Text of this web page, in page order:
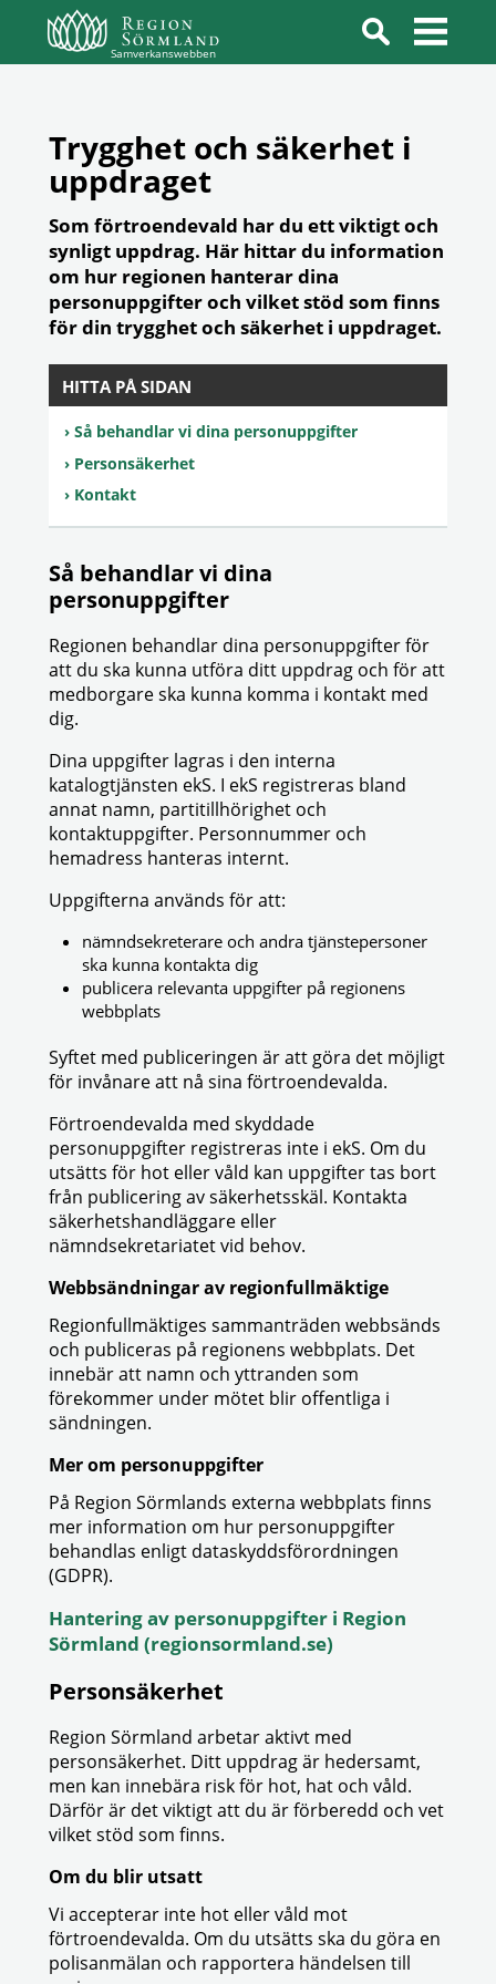
Samverkanswebben
Trygghet och säkerhet i
uppdraget
Som förtroendevald har du ett viktigt och
synligt uppdrag. Här hittar du information
om hur regionen hanterar dina
personuppgifter och vilket stöd som finns
för din trygghet och säkerhet i uppdraget.
HITTA PÅ SIDAN
Så behandlar vi dina personuppgifter
Personsäkerhet
Kontakt
Så behandlar vi dina
personuppgifter
Regionen behandlar dina personuppgifter för
att du ska kunna utföra ditt uppdrag och för att
medborgare ska kunna komma i kontakt med
dig.
Dina uppgifter lagras i den interna
katalogtjänsten ekS. I ekS registreras bland
annat namn, partitillhörighet och
kontaktuppgifter. Personnummer och
hemadress hanteras internt.
Uppgifterna används för att:
nämndsekreterare och andra tjänstepersoner
ska kunna kontakta dig
publicera relevanta uppgifter på regionens
webbplats
Syftet med publiceringen är att göra det möjligt
för invånare att nå sina förtroendevalda.
Förtroendevalda med skyddade
personuppgifter registreras inte i ekS. Om du
utsätts för hot eller våld kan uppgifter tas bort
från publicering av säkerhetsskäl. Kontakta
säkerhetshandläggare eller
nämndsekretariatet vid behov.
Webbsändningar av regionfullmäktige
Regionfullmäktiges sammanträden webbsänds
och publiceras på regionens webbplats. Det
innebär att namn och yttranden som
förekommer under mötet blir offentliga i
sändningen.
Mer om personuppgifter
På Region Sörmlands externa webbplats finns
mer information om hur personuppgifter
behandlas enligt dataskyddsförordningen
(GDPR).
Hantering av personuppgifter i Region
Sörmland (regionsormland.se)
Personsäkerhet
Region Sörmland arbetar aktivt med
personsäkerhet. Ditt uppdrag är hedersamt,
men kan innebära risk för hot, hat och våld.
Därför är det viktigt att du är förberedd och vet
vilket stöd som finns.
Om du blir utsatt
Vi accepterar inte hot eller våld mot
förtroendevalda. Om du utsätts ska du göra en
polisanmälan och rapportera händelsen till